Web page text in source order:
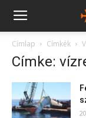
Címlap Címkék
Címke: